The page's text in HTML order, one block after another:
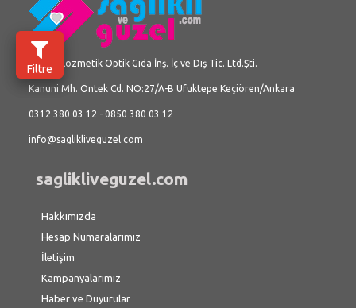
Filtre
Üç İlke Kozmetik Optik Gıda İnş. İç ve Dış Tic. Ltd.Şti.
Kanuni Mh. Öntek Cd. NO:27/A-B Ufuktepe Keçiören/Ankara
0312 380 03 12 - 0850 380 03 12
info@saglikliveguzel.com
saglikliveguzel.com
Hakkımızda
Hesap Numaralarımız
İletişim
Kampanyalarımız
Haber ve Duyurular